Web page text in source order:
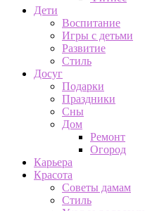
Дети
Воспитание
Игры с детьми
Развитие
Стиль
Досуг
Подарки
Праздники
Сны
Дом
Ремонт
Огород
Карьера
Красота
Советы дамам
Стиль